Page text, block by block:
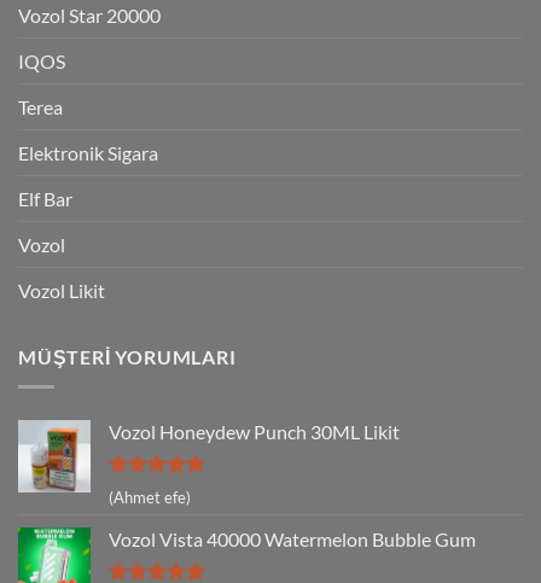
Vozol Star 20000
IQOS
Terea
Elektronik Sigara
Elf Bar
Vozol
Vozol Likit
MÜŞTERI YORUMLARI
Vozol Honeydew Punch 30ML Likit
5 üzerinden
5
(Ahmet efe)
Vozol Vista 40000 Watermelon Bubble Gum